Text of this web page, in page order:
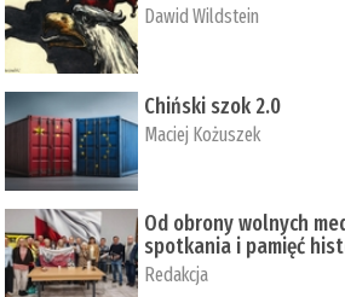
Dawid Wildstein
Chiński szok 2.0
Maciej Kożuszek
Od obrony wolnych
spotkania i pamięć
Redakcja